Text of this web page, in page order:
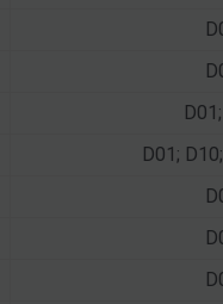
D01;